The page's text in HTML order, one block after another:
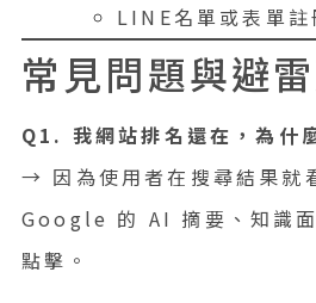
LINE名單或表單註
常見問題與避
Q1. 我網站排名還在，為什
→ 因為使用者在搜尋結果就
Google 的 AI 摘要、知識
點擊。